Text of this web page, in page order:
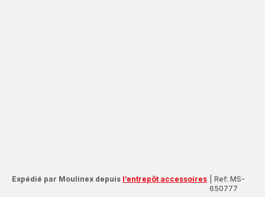
Expédié par Moulinex depuis l’entrepôt accessoires
Ref: MS-
650777